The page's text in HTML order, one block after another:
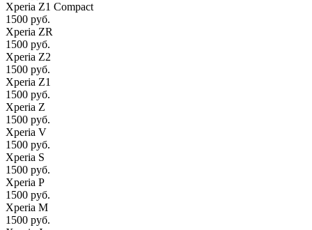
Xperia Z1 Compact
1500 руб.
Xperia ZR
1500 руб.
Xperia Z2
1500 руб.
Xperia Z1
1500 руб.
Xperia Z
1500 руб.
Xperia V
1500 руб.
Xperia S
1500 руб.
Xperia P
1500 руб.
Xperia M
1500 руб.